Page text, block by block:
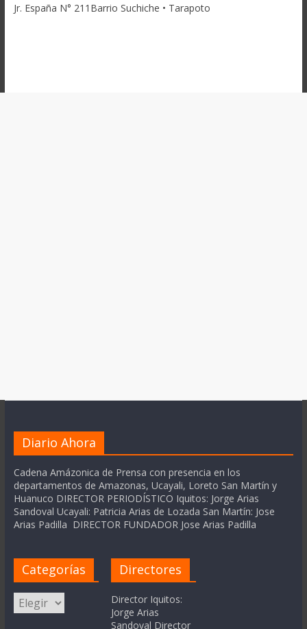
Jr. España N° 211Barrio Suchiche • Tarapoto
Diario Ahora
Cadena Amázonica de Prensa con presencia en los
departamentos de Amazonas, Ucayali, Loreto San Martín y
Huanuco DIRECTOR PERIODÍSTICO Iquitos: Jorge Arias
Sandoval Ucayali: Patricia Arias de Lozada San Martín: Jose
Arias Padilla DIRECTOR FUNDADOR Jose Arias Padilla
Categorías
Categorías
Directores
Director Iquitos:
Jorge Arias
Sandoval Director